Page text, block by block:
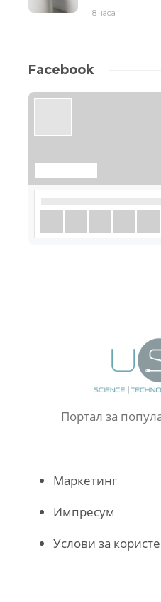
8 часа
Facebook
Портал за
Маркетинг
Импресум
Услови за